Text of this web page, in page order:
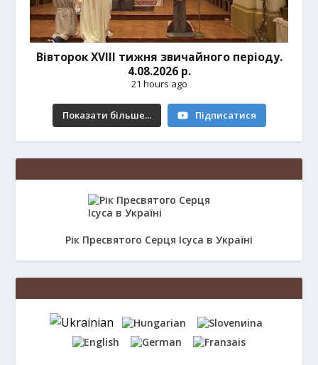
Вівторок ХVІІІ тижня звичайного періоду.
4.08.2026 р.
21 hours ago
Показати більше... Підписатися
Рік Пресвятого Серця Ісуса в Україні